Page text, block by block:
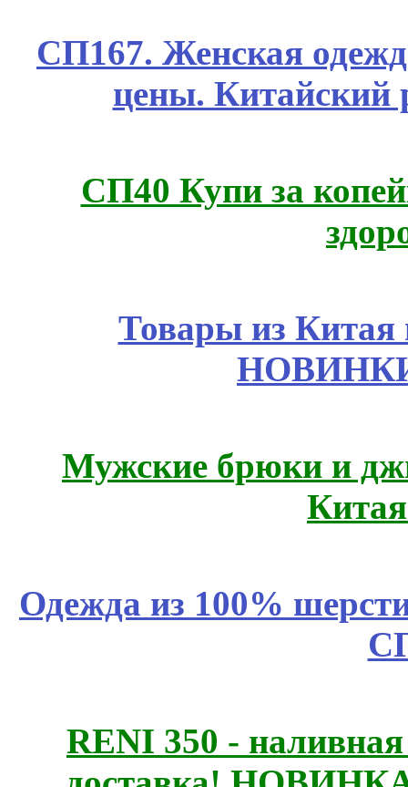
СП167. Женская
цены. Китайский
СП40 Купи за
Товары из Китая
Мужские брюки и
Одежда из 100%
RENI 350 -